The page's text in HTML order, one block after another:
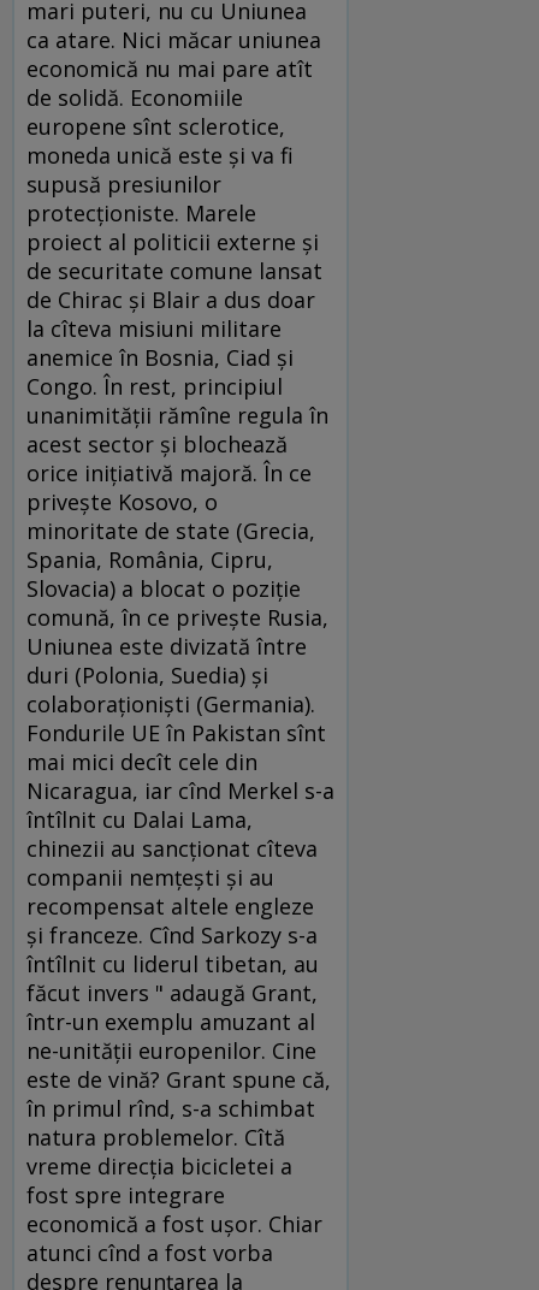
mari puteri, nu cu Uniunea
ca atare. Nici măcar uniunea
economică nu mai pare atît
de solidă. Economiile
europene sînt sclerotice,
moneda unică este şi va fi
supusă presiunilor
protecţioniste. Marele
proiect al politicii externe şi
de securitate comune lansat
de Chirac şi Blair a dus doar
la cîteva misiuni militare
anemice în Bosnia, Ciad şi
Congo. În rest, principiul
unanimităţii rămîne regula în
acest sector şi blochează
orice iniţiativă majoră. În ce
priveşte Kosovo, o
minoritate de state (Grecia,
Spania, România, Cipru,
Slovacia) a blocat o poziţie
comună, în ce priveşte Rusia,
Uniunea este divizată între
duri (Polonia, Suedia) şi
colaboraţionişti (Germania).
Fondurile UE în Pakistan sînt
mai mici decît cele din
Nicaragua, iar cînd Merkel s-a
întîlnit cu Dalai Lama,
chinezii au sancţionat cîteva
companii nemţeşti şi au
recompensat altele engleze
şi franceze. Cînd Sarkozy s-a
întîlnit cu liderul tibetan, au
făcut invers " adaugă Grant,
într-un exemplu amuzant al
ne-unităţii europenilor. Cine
este de vină? Grant spune că,
în primul rînd, s-a schimbat
natura problemelor. Cîtă
vreme direcţia bicicletei a
fost spre integrare
economică a fost uşor. Chiar
atunci cînd a fost vorba
despre renunţarea la